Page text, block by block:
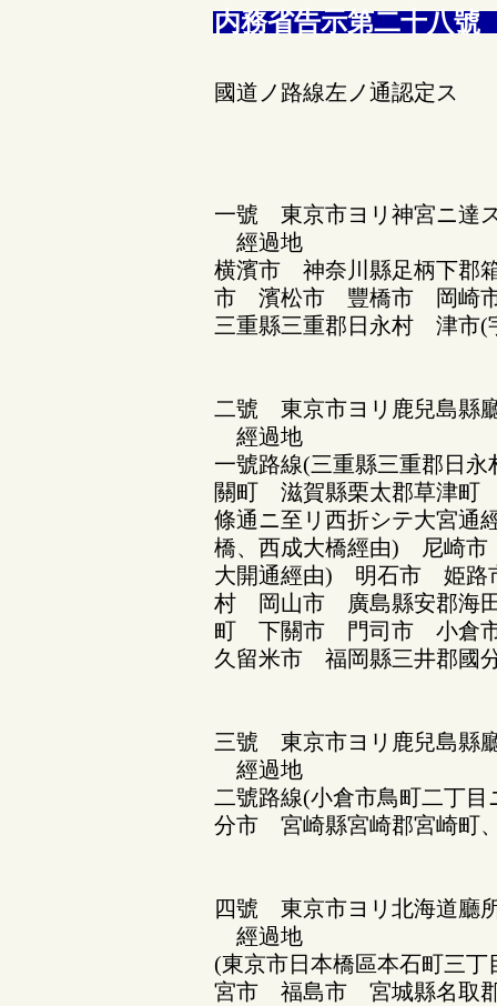
内務省告示第二十八號
國道ノ路線左ノ通認定ス
一號 東京市ヨリ神宮ニ達
經過地
横濱市 神奈川縣足柄下郡
市 濱松市 豐橋市 岡崎
三重縣三重郡日永村 津市(
二號 東京市ヨリ鹿兒島縣
經過地
一號路線(三重縣三重郡日
關町 滋賀縣栗太郡草津町
條通ニ至リ西折シテ大宮
橋、西成大橋經由) 尼崎
大開通經由) 明石市 姫路
村 岡山市 廣島縣安郡海
町 下關市 門司市 小倉
久留米市 福岡縣三井郡國
三號 東京市ヨリ鹿兒島縣
經過地
二號路線(小倉市鳥町二丁
分市 宮崎縣宮崎郡宮崎町
四號 東京市ヨリ北海道廳
經過地
(東京市日本橋區本石町三
宮市 福島市 宮城縣名